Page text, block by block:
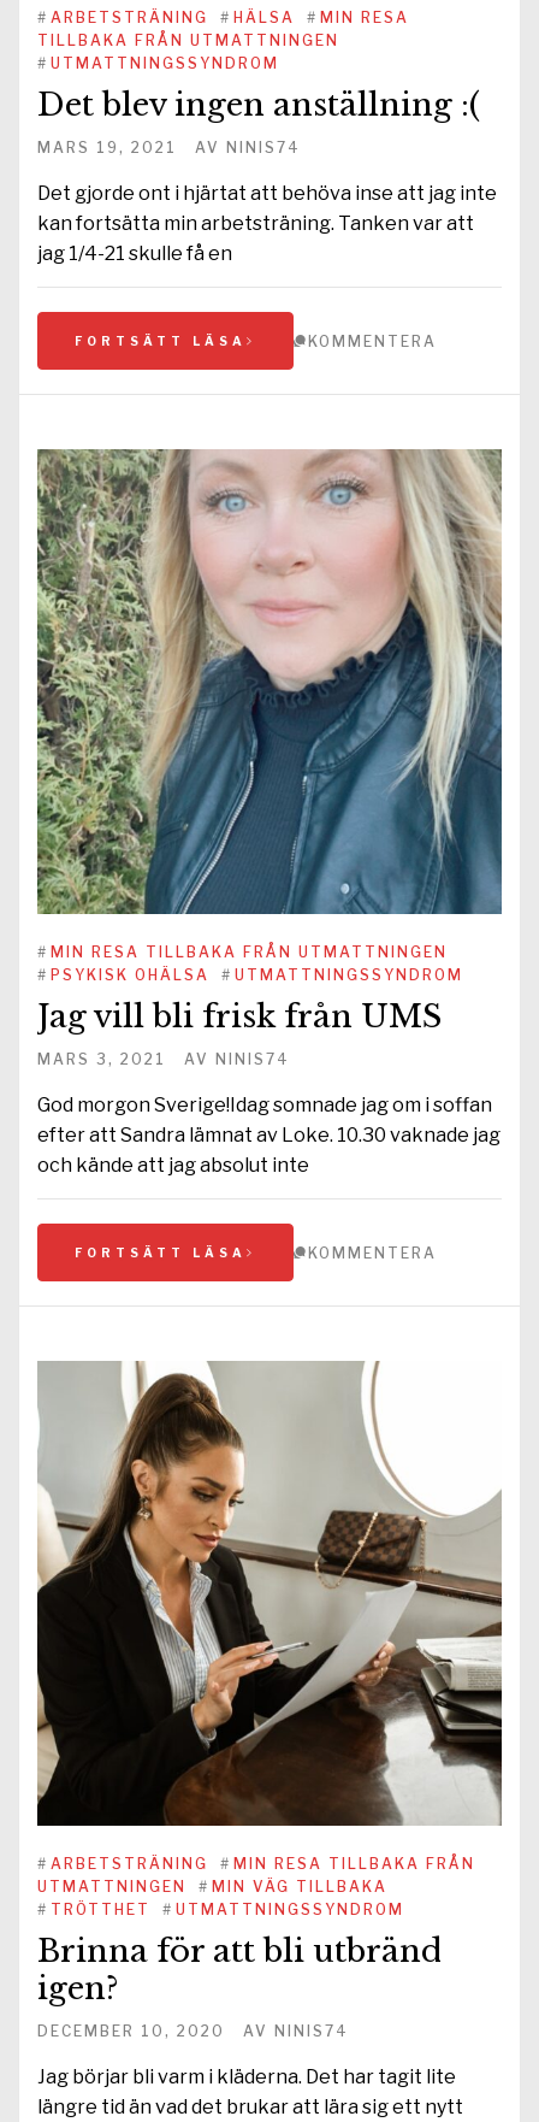
# ARBETSTRÄNING # HÄLSA # MIN RESA
TILLBAKA FRÅN UTMATTNINGEN
# UTMATTNINGSSYNDROM
Det blev ingen anställning :(
MARS 19, 2021 AV NINIS74
Det gjorde ont i hjärtat att behöva inse att jag inte
kan fortsätta min arbetsträning. Tanken var att
jag 1/4-21 skulle få en
FORTSÄTT LÄSA KOMMENTERA
# MIN RESA TILLBAKA FRÅN UTMATTNINGEN
# PSYKISK OHÄLSA # UTMATTNINGSSYNDROM
Jag vill bli frisk från UMS
MARS 3, 2021 AV NINIS74
God morgon Sverige!Idag somnade jag om i soffan
efter att Sandra lämnat av Loke. 10.30 vaknade jag
och kände att jag absolut inte
FORTSÄTT LÄSA KOMMENTERA
# ARBETSTRÄNING # MIN RESA TILLBAKA FRÅN
UTMATTNINGEN
# MIN VÄG TILLBAKA
# TRÖTTHET # UTMATTNINGSSYNDROM
Brinna för att bli utbränd
igen?
DECEMBER 10, 2020 AV NINIS74
Jag börjar bli varm i kläderna. Det har tagit lite
längre tid än vad det brukar att lära sig ett nytt